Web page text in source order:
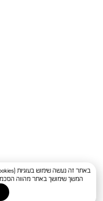
המשך שימושך באתר מהווה